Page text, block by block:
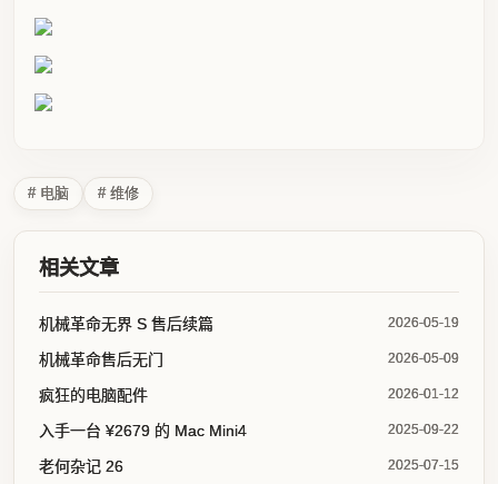
# 电脑 # 维修
相关文章
机械革命无界 S 售后续篇 2026-05-19
机械革命售后无门 2026-05-09
疯狂的电脑配件 2026-01-12
入手一台 ¥2679 的 Mac Mini4 2025-09-22
老何杂记 26 2025-07-15